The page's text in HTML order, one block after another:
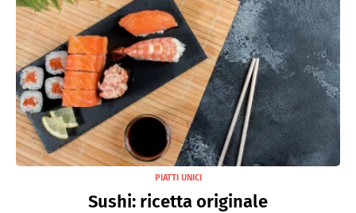
PIATTI UNICI
Sushi: ricetta originale